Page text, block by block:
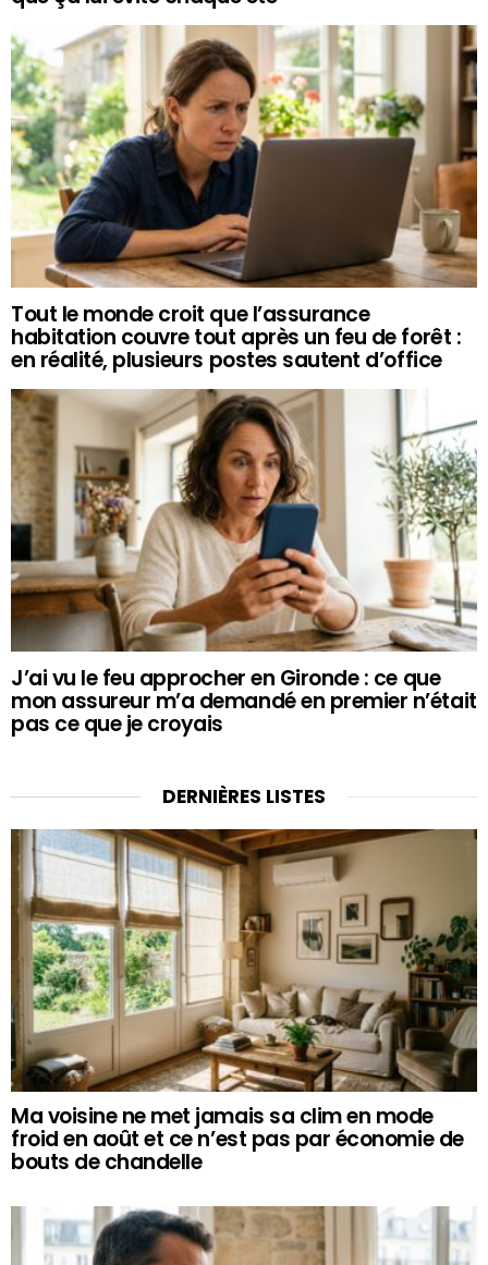
Tout le monde croit que l’assurance
habitation couvre tout après un feu de forêt :
en réalité, plusieurs postes sautent d’office
J’ai vu le feu approcher en Gironde : ce que
mon assureur m’a demandé en premier n’était
pas ce que je croyais
DERNIÈRES LISTES
Ma voisine ne met jamais sa clim en mode
froid en août et ce n’est pas par économie de
bouts de chandelle